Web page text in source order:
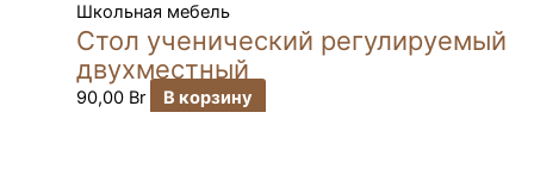
Школьная мебель
Стол ученический регулируемый
двухместный
90,00 Br В корзину